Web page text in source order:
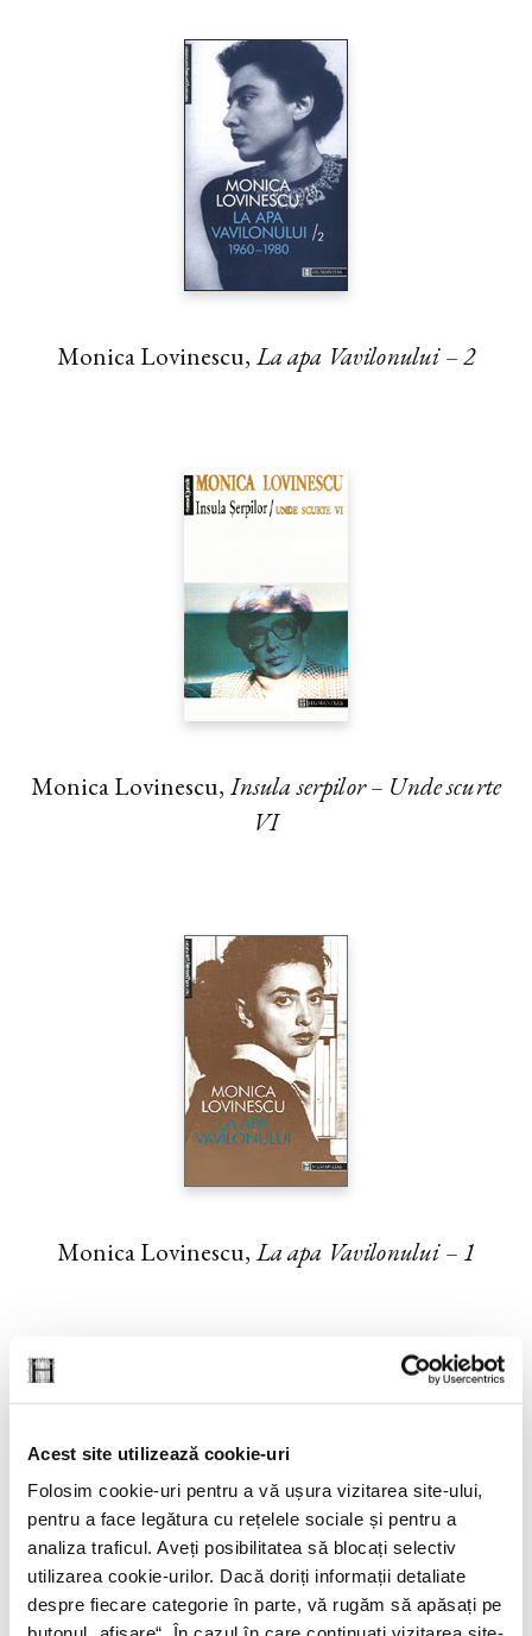
Acest site utilizează cookie-uri
Folosim cookie-uri pentru a vă ușura vizitarea site-ului,
pentru a face legătura cu rețelele sociale și pentru a
analiza traficul. Aveți posibilitatea să blocați selectiv
utilizarea cookie-urilor. Dacă doriți informații detaliate
despre fiecare categorie în parte, vă rugăm să apăsați pe
Monica Lovinescu,La apa Vavilonului – 2
Monica Lovinescu,Insula serpilor – Unde scurte
VI
Monica Lovinescu,La apa Vavilonului – 1